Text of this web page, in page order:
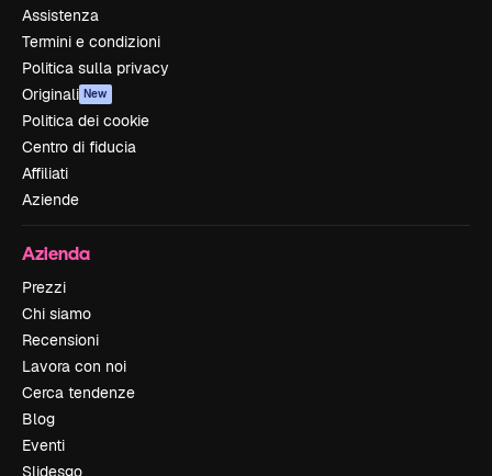
Assistenza
Termini e condizioni
Politica sulla privacy
Originali New
Politica dei cookie
Centro di fiducia
Affiliati
Aziende
Azienda
Prezzi
Chi siamo
Recensioni
Lavora con noi
Cerca tendenze
Blog
Eventi
Slidesgo